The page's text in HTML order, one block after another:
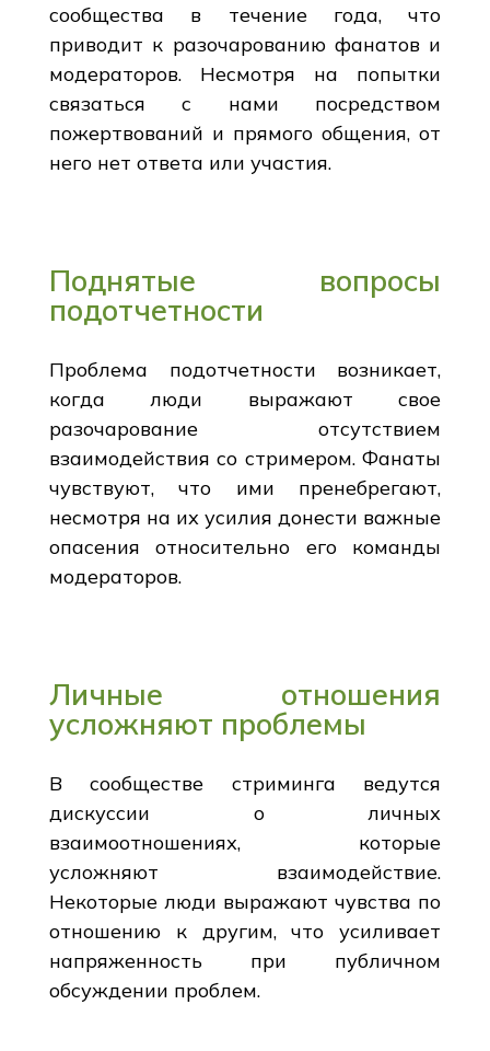
сообщества в течение года, что
приводит к разочарованию фанатов и
модераторов. Несмотря на попытки
связаться с нами посредством
пожертвований и прямого общения, от
него нет ответа или участия.
Поднятые вопросы
подотчетности
Проблема подотчетности возникает,
когда люди выражают свое
разочарование отсутствием
взаимодействия со стримером. Фанаты
чувствуют, что ими пренебрегают,
несмотря на их усилия донести важные
опасения относительно его команды
модераторов.
Личные отношения
усложняют проблемы
В сообществе стриминга ведутся
дискуссии о личных
взаимоотношениях, которые
усложняют взаимодействие.
Некоторые люди выражают чувства по
отношению к другим, что усиливает
напряженность при публичном
обсуждении проблем.